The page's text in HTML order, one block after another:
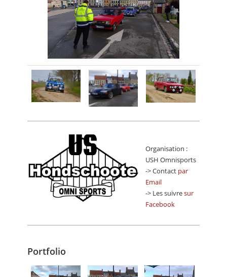
Organisation :
USH Omnisports
-> Contact par
Email
-> Les suivresur
Facebook
Portfolio